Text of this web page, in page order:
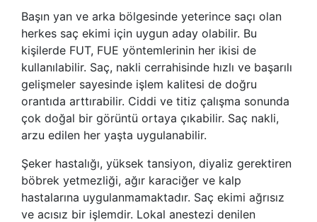
Başın yan ve arka bölgesinde yeterince saçı olan
herkes saç ekimi için uygun aday olabilir. Bu
kişilerde FUT, FUE yöntemlerinin her ikisi de
kullanılabilir. Saç, nakli cerrahisinde hızlı ve başarılı
gelişmeler sayesinde işlem kalitesi de doğru
orantıda arttırabilir. Ciddi ve titiz çalışma sonunda
çok doğal bir görüntü ortaya çıkabilir. Saç nakli,
arzu edilen her yaşta uygulanabilir.
Şeker hastalığı, yüksek tansiyon, diyaliz gerektiren
böbrek yetmezliği, ağır karaciğer ve kalp
hastalarına uygulanmamaktadır. Saç ekimi ağrısız
ve acısız bir işlemdir. Lokal anestezi denilen